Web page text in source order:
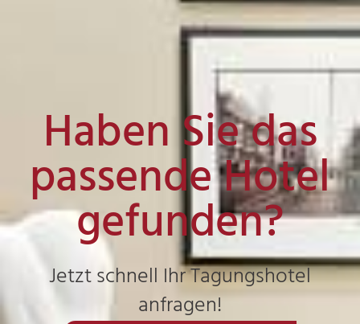
Haben Sie das
passende Hotel
gefunden?
Jetzt schnell Ihr Tagungshotel
anfragen!